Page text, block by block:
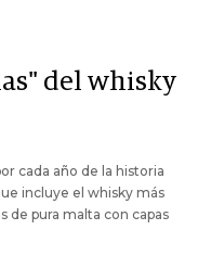
del whisky
cada año de la historia
incluye el whisky más
de pura malta con capas